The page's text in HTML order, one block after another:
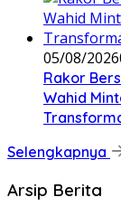
05/08/2026
Rakor
Wahid
Selengkapnya
Arsip Berita